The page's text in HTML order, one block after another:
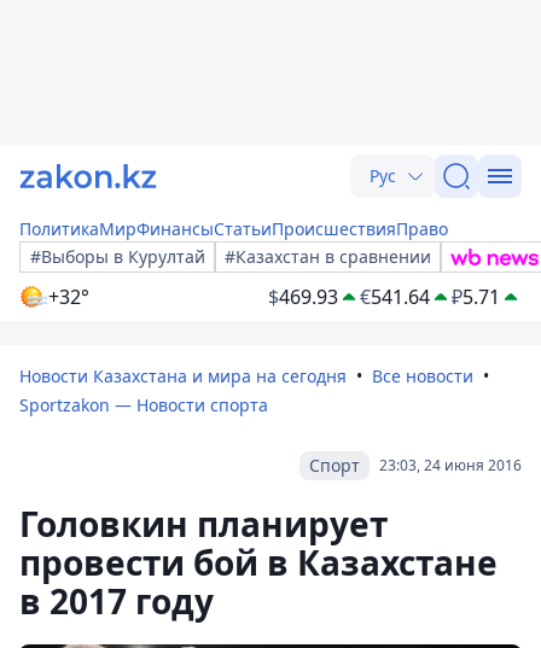
Рус
ПолитикаМирФинансыСтатьиПроисшествияПраво
#Выборы в Курултай
#Казахстан в сравнении
+32° $469.93 €541.64 ₽5.71
Новости Казахстана и мира на сегодня
Все новости
Sportzakon — Новости спорта
23:03, 24 июня 2016
Спорт
Головкин планирует
провести бой в Казахстане
в 2017 году